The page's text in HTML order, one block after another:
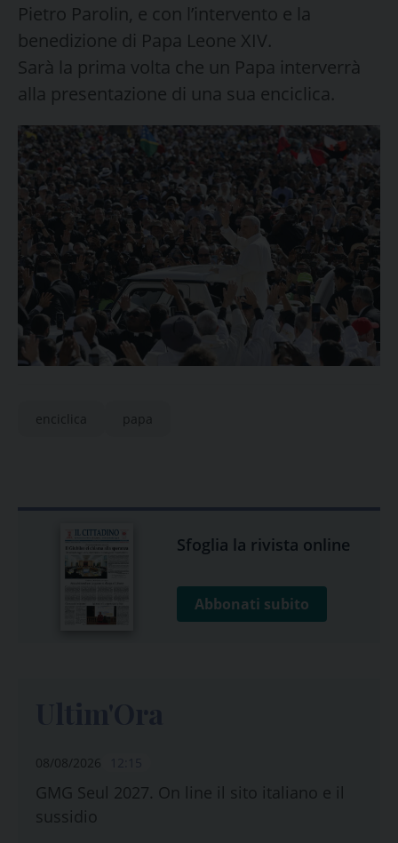
Pietro Parolin, e con l’intervento e la
benedizione di Papa Leone XIV.
Sarà la prima volta che un Papa interverrà
alla presentazione di una sua enciclica.
enciclica papa
Sfoglia la rivista online
Abbonati subito
08/08/2026
GMG Seul 2027. On line il sito italiano e il
sussidio